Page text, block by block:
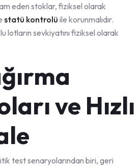
eden stoklar, fiziksel olarak
statü kontrolü ile korunmalıdır.
lotların sevkiyatını fiziksel olarak
ve Hızlı
test senaryolarından biri, geri